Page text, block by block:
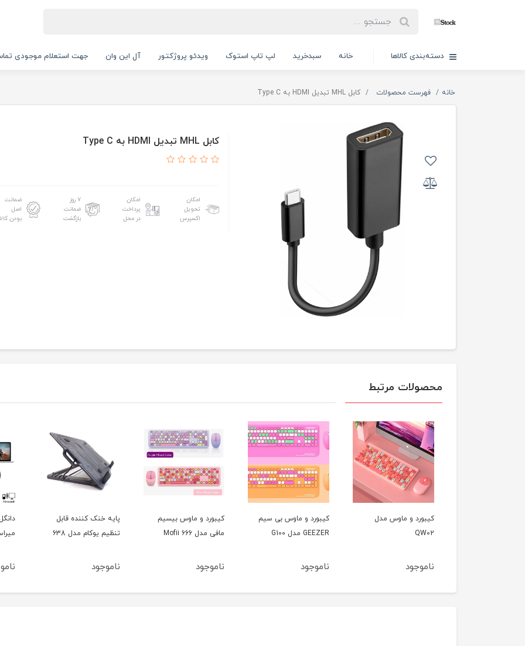
دسته‌بندی کالاها خانه سبدخرید لپ تاپ استوک ویدئو پروژکتور آل این وان جهت استعلام موجودی تماس
خانه فهرست محصولات کابل MHL تبدیل HDMI به Type C
کابل MHL تبدیل HDMI به Type C
امکان
تحویل
اکسپرس
امکان
پرداخت
در محل
۷ روز
ضمانت
بازگشت
ضمانت
اصل
بودن
محصولات مرتبط
کیبورد و ماوس بی سیم
کیبورد و ماوس بیسیم
مافی مدل 666 Mofii
پایه خنک کننده قابل
تنظیم یوکام مدل 638
دانگل انتقال تصویر
میراسکرین مدل E8 Pro